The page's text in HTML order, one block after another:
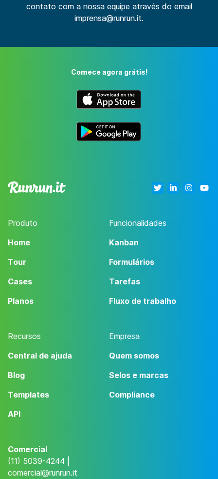
contato com a nossa equipe através do email
imprensa@runrun.it.
Comece agora grátis!
Produto
Home
Tour
Cases
Planos
Funcionalidades
Kanban
Formulários
Tarefas
Fluxo de trabalho
Recursos
Central de ajuda
Blog
Templates
API
Empresa
Quem somos
Selos e marcas
Compliance
Comercial
(11) 5039-4244 |
comercial@runrun.it